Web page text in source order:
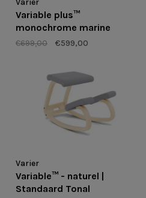
Varier
Variable plus™
monochrome marine
€699,00 €599,00
Varier
Variable™ - naturel |
Standaard Tonal